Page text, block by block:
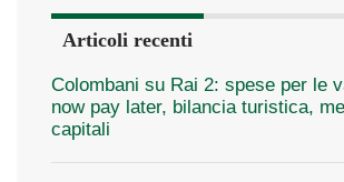
Articoli recenti
Colombani su Rai 2: spese per le
now pay later, bilancia turistica,
capitali